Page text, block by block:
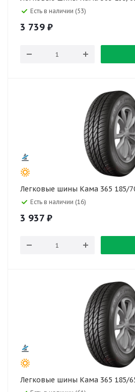
Есть в наличии (53)
3 739 ₽
Легковые шины Кама 365 185/
Есть в наличии (16)
3 937 ₽
Легковые шины Кама 365 185/